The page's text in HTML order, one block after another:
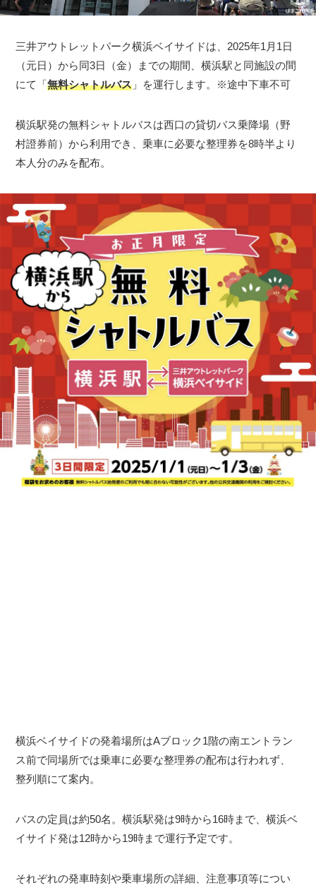
三井アウトレットパーク横浜ベイサイドは、2025年1月1日
（元日）から同3日（金）までの期間、横浜駅と同施設の間
にて「無料シャトルバス 」を運行します。※途中下車不可
横浜駅発の無料シャトルバスは西口の貸切バス乗降場（野
村證券前）から利用でき、乗車に必要な整理券を8時半より
本人分のみを配布。
横浜ベイサイドの発着場所はAブロック1階の南エントラン
ス前で同場所では乗車に必要な整理券の配布は行われず、
整列順にて案内。
バスの定員は約50名。横浜駅発は9時から16時まで、横浜ベ
イサイド発は12時から19時まで運行予定です。
それぞれの発車時刻や乗車場所の詳細、注意事項等につい